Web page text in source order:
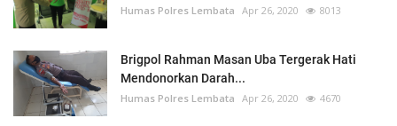
Humas Polres Lembata Apr 26, 2020 8013
Brigpol Rahman Masan Uba Tergerak Hati
Mendonorkan Darah...
Humas Polres Lembata Apr 26, 2020 4670